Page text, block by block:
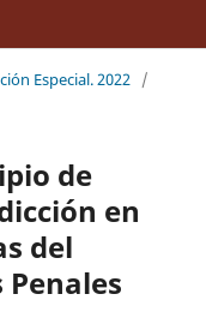
Especial. 2022 /
de
en
del